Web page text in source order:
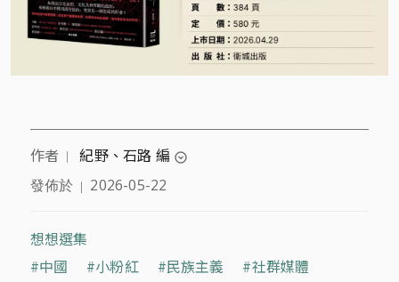
作者 ｜ 紀野、石路 編 expand_circle_down
紀野（Gilles Guiheux）為巴黎西岱大學中國研究領
譽教授。
發佈於 ｜ 2026-05-22
想想選集
中國
小粉紅 民族主義 社群媒體